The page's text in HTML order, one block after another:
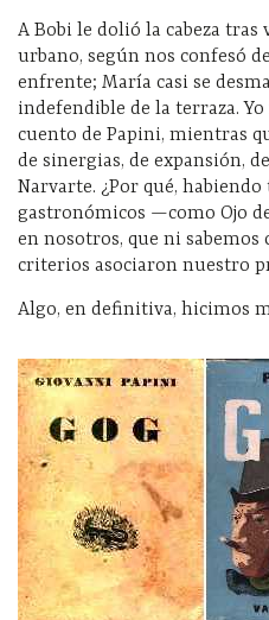
A Bobi le dolió la cabeza
urbano, según nos confesó
enfrente; María casi se
indefendible de la terraza.
cuento de Papini, mientras
de sinergias, de expansión,
Narvarte. ¿Por qué,
gastronómicos —como Ojo
en nosotros, que ni sabemos
criterios asociaron nuestro
Algo, en definitiva, hicimos